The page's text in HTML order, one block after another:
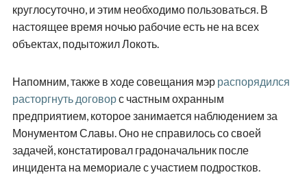
круглосуточно, и этим необходимо пользоваться. В
настоящее время ночью рабочие есть не на всех
объектах, подытожил Локоть.
Напомним, также в ходе совещания мэр распорядился
расторгнуть договорс частным охранным
предприятием, которое занимается наблюдением за
Монументом Славы. Оно не справилось со своей
задачей, констатировал градоначальник после
инцидента на мемориале с участием подростков.